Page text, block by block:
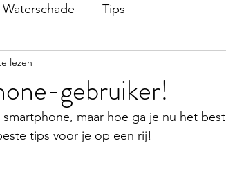
Waterschade Tips
gebruiker!
lezen
maar hoe ga je nu het
tips voor je op een rij!